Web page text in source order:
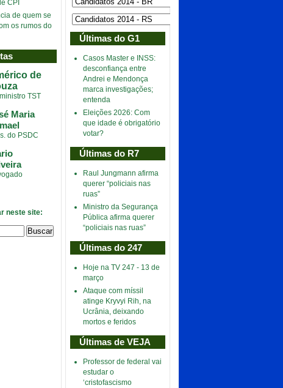
CPI
de quem se
os rumos do
de
TST
Maria
do PSDC
neste site:
Últimas do G1
Casos Master e INSS:
desconfiança entre
Andrei e Mendonça
marca investigações;
entenda
Eleições 2026: Com
que idade é obrigatório
votar?
Últimas do R7
Raul Jungmann afirma
querer “policiais nas
ruas”
Ministro da Segurança
Pública afirma querer
“policiais nas ruas”
Últimas do 247
Hoje na TV 247 - 13 de
março
Ataque com míssil
atinge Kryvyi Rih, na
Ucrânia, deixando
mortos e feridos
Últimas de VEJA
Professor de federal vai
estudar o
‘cristofascismo